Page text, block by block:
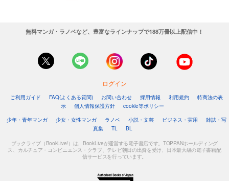
あらすじを表示する
【分冊版】竜馬がゆく(52)
円 (税込)
試し読み
あらすじを表示する
【分冊版】竜馬がゆく(53)
74 円 (税込)
カート
あらすじを表示する
無料マンガ・ラノベなど、豊富なラインナップで188万冊以上配信中！
ログイン
ご利用ガイド FAQ(よくある質問) お問い合わせ 採用情報 利用規約
特商法の表
示
個人情報保護方針
cookie等ポリシー
少年・青年マンガ
少女・女性マンガ ラノベ 小説・文芸 ビジネス・実用
雑誌・写
真集
TL BL
ブックライブ（BookLive!）は、BookLiveが運営する電子書店です。TOPPANホールディング
ス、カルチュア・コンビニエンス・クラブ、テレビ朝日の出資を受け、日本最大級の電子書籍配
信サービスを行っています。